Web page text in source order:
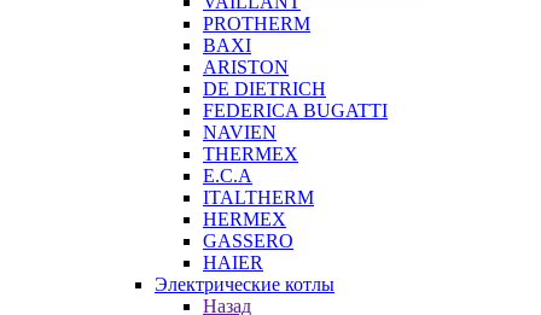
PROTHERM
BAXI
ARISTON
DE DIETRICH
FEDERICA BUGATTI
NAVIEN
THERMEX
E.C.A
ITALTHERM
HERMEX
GASSERO
HAIER
Электрические котлы
Назад